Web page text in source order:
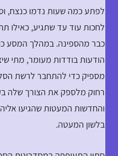
לפתע כמה שעות נדמו כנצח,
לחכות עוד עד שתגיע, כאילו
כבר מהספינה. במהלך המסע
הודעות בודדות מעומר, מתי
מספיק כדי להתחבר לרשת
רחוק מלספק את הצורך שלה
והחדשות המעטות שהגיעו
בלשון המעטה.